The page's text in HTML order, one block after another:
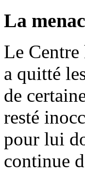
La
Le Centre
a quitté
de
resté
pour lui
continue